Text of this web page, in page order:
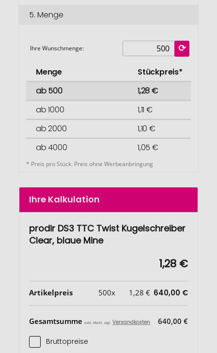
5. Menge
Ihre Wunschmenge:
Menge
Stückpreis*
ab 500
1,28 €
ab 1000
1,11 €
ab 2000
1,10 €
ab 4000
1,05 €
* Preis pro Stück. Preis ohne Werbeanbringung
Ihre Kalkulation
prodir DS3 TTC Twist Kugelschreiber
Clear, blaue Mine
1,28 €
Artikelpreis 500x 1,28 € 640,00 €
Gesamtsumme exkl. MwSt. zzgl. Versandkosten 640,00 €
Bruttopreise